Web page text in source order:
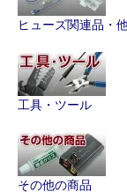
ヒューズ関連品・
工具・ツール
その他の商品